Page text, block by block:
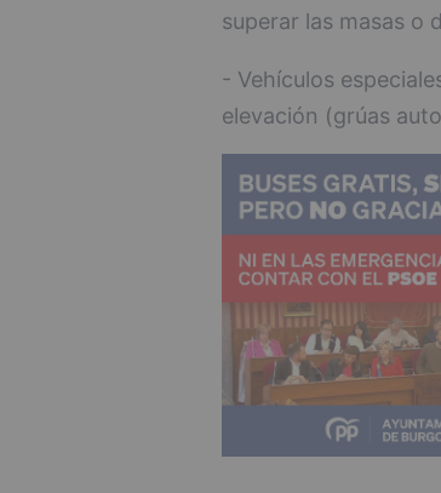
superar las masas o
- Vehículos
elevación (grúas